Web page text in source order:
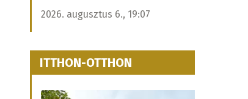
2026. augusztus 6., 19:07
ITTHON-OTTHON